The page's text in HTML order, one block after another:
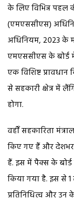
के लिए विभिन्न पहल
(एमएससीएस)
अधिनियम, 2023 के
एमएससीएस के
एक विशिष्ट
से सहकारी क्षेत्र में
होगा.
वहीँ सहकारिता
किए गए हैं और देशभर
हैं. इस में पैक्स के
किया गया है. इस से
प्रतिनिधित्व और उन के